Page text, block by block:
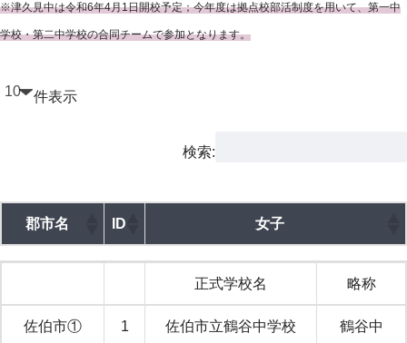
※津久見中は令和6年4月1日開校予定；今年度は拠点校部活制度を用いて、第一中
学校・第二中学校の合同チームで参加となります。
件表示
検索:
郡市名 ID 女子
女子
正式学校名 略称
佐伯市① 1 佐伯市立鶴谷中学校 鶴谷中